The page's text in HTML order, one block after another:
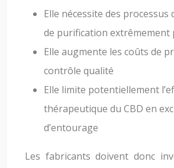
Elle nécessite des processus
de purification extrêmement
Elle augmente les coûts de
contrôle qualité
Elle limite potentiellement
thérapeutique du CBD en
d’entourage
Les fabricants doivent donc